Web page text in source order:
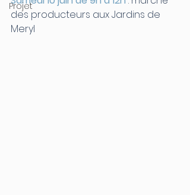
Projet
des producteurs aux Jardins de
Meryl